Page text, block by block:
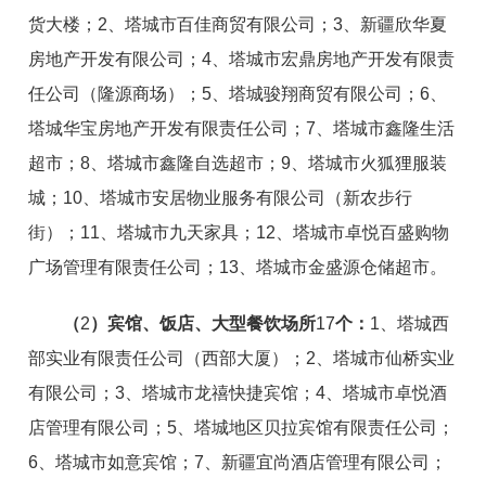
货大楼；2、塔城市百佳商贸有限公司；3、新疆欣华夏
房地产开发有限公司；4、塔城市宏鼎房地产开发有限责
任公司（隆源商场）；5、塔城骏翔商贸有限公司；6、
塔城华宝房地产开发有限责任公司；7、塔城市鑫隆生活
超市；8、塔城市鑫隆自选超市；9、塔城市火狐狸服装
城；10、塔城市安居物业服务有限公司（新农步行
街）；11、塔城市九天家具；12、塔城市卓悦百盛购物
广场管理有限责任公司；13、塔城市金盛源仓储超市。
（2）宾馆、饭店、大型餐饮场所17个： 1、塔城西
部实业有限责任公司（西部大厦）；2、塔城市仙桥实业
有限公司；3、塔城市龙禧快捷宾馆；4、塔城市卓悦酒
店管理有限公司；5、塔城地区贝拉宾馆有限责任公司；
6、塔城市如意宾馆；7、新疆宜尚酒店管理有限公司；